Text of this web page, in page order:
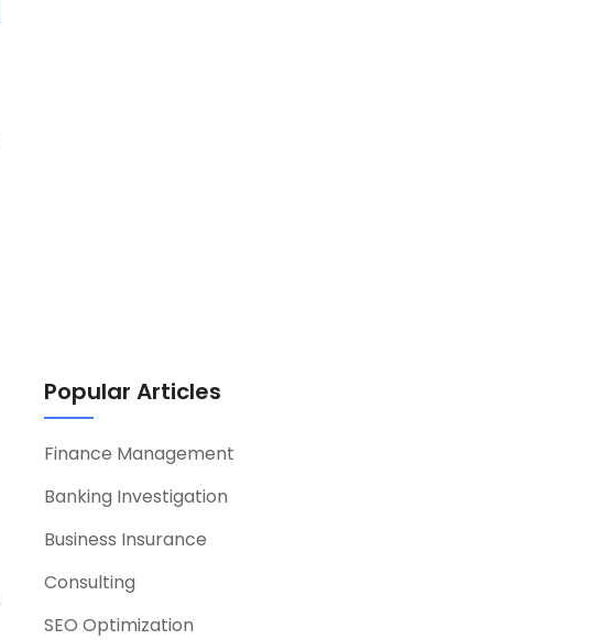
Popular Articles
Finance Management
Banking Investigation
Business Insurance
Consulting
SEO Optimization